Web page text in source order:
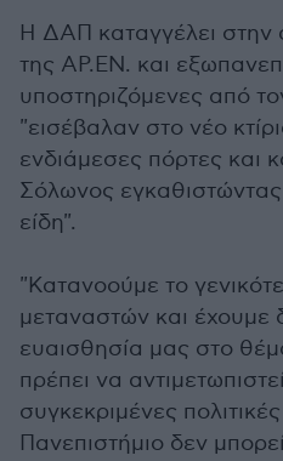
Η ΔΑΠ καταγγέλει στην
της ΑΡ.ΕΝ. και
υποστηριζόμενες από
"εισέβαλαν στο νέο
ενδιάμεσες πόρτες και
Σόλωνος
είδη".
"Κατανοούμε το
μεταναστών και έχουμε
ευαισθησία μας στο
πρέπει να
συγκεκριμένες
Πανεπιστήμιο δεν